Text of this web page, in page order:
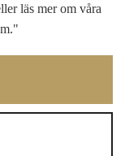
läs mer om våra